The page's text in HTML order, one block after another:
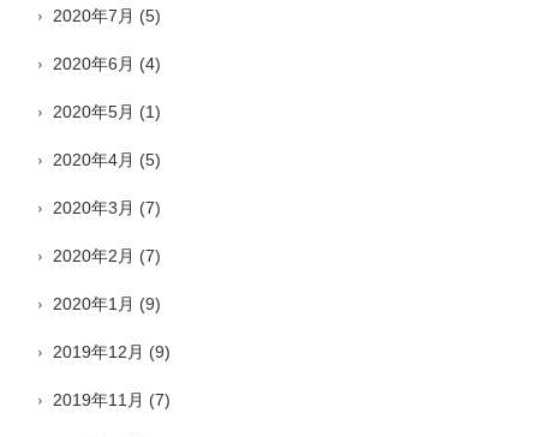
2020年7月 (5)
2020年6月 (4)
2020年5月 (1)
2020年4月 (5)
2020年3月 (7)
2020年2月 (7)
2020年1月 (9)
2019年12月 (9)
2019年11月 (7)